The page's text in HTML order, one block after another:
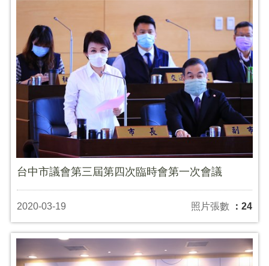
台中市議會第三屆第四次臨時會第一次會議
2020-03-19 照片張數 ：24